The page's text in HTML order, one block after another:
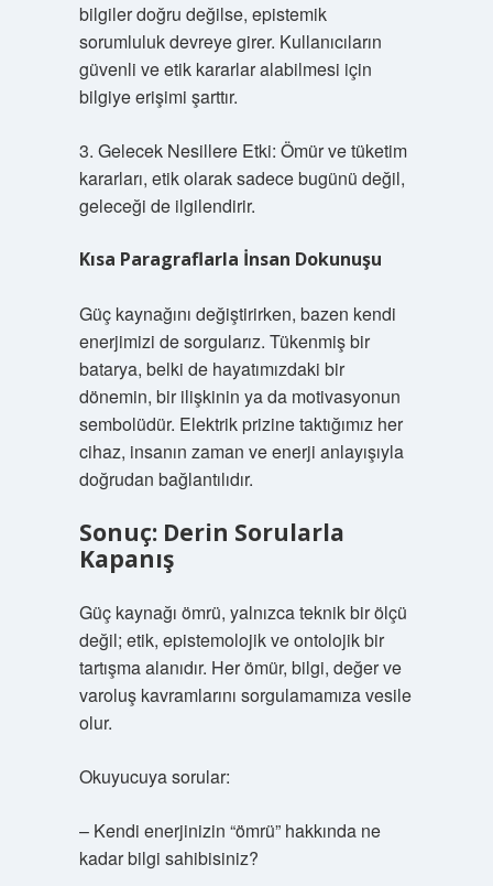
bilgiler doğru değilse, epistemik
sorumluluk devreye girer. Kullanıcıların
güvenli ve etik kararlar alabilmesi için
bilgiye erişimi şarttır.
3. Gelecek Nesillere Etki: Ömür ve tüketim
kararları, etik olarak sadece bugünü değil,
geleceği de ilgilendirir.
Kısa Paragraflarla İnsan Dokunuşu
Güç kaynağını değiştirirken, bazen kendi
enerjimizi de sorgularız. Tükenmiş bir
batarya, belki de hayatımızdaki bir
dönemin, bir ilişkinin ya da motivasyonun
sembolüdür. Elektrik prizine taktığımız her
cihaz, insanın zaman ve enerji anlayışıyla
doğrudan bağlantılıdır.
Sonuç: Derin Sorularla
Kapanış
Güç kaynağı ömrü, yalnızca teknik bir ölçü
değil; etik, epistemolojik ve ontolojik bir
tartışma alanıdır. Her ömür, bilgi, değer ve
varoluş kavramlarını sorgulamamıza vesile
olur.
Okuyucuya sorular:
– Kendi enerjinizin “ömrü” hakkında ne
kadar bilgi sahibisiniz?